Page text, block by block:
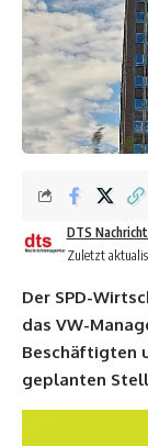
Zuletzt
DTS
Der SPD-
das VW-
Beschäftigten
geplanten